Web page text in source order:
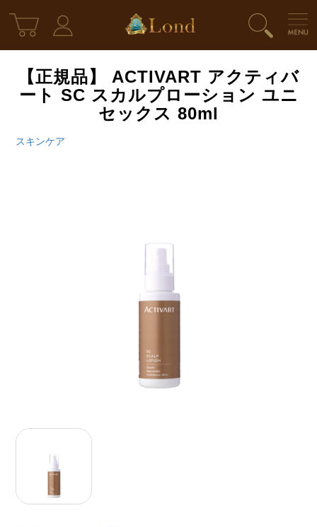
【正規品】 ACTIVART アクティバ
ート SC スカルプローション ユニ
セックス 80ml
スキンケア